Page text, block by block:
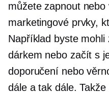
můžete zapnout
marketingové prvky,
Například byste
dárkem nebo začít s
doporučení nebo
dále a tak dále.